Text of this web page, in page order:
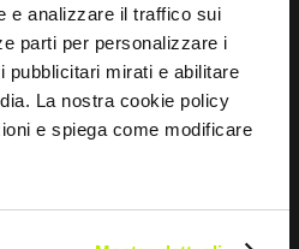
e analizzare il traffico sui
parti per personalizzare i
pubblicitari mirati e abilitare
La nostra cookie policy
e spiega come modificare
PARA NÓS